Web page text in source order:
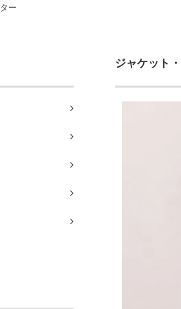
ー
ジャケット